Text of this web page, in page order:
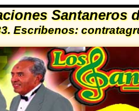
Santaneros
Escribenos: